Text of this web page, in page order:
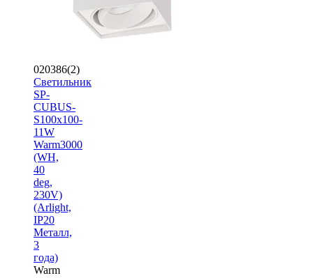
020386(2)
Светильник
SP-
CUBUS-
S100x100-
11W
Warm3000
(WH,
40
deg,
230V)
(Arlight,
IP20
Металл,
3
года)
Warm